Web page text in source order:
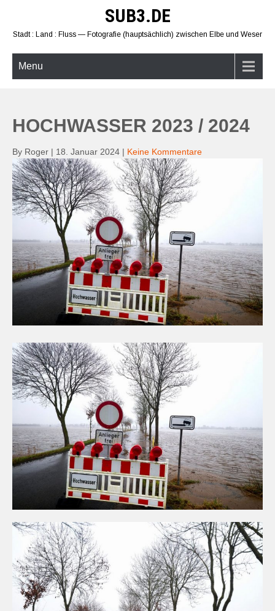
content
SUB3.DE
Stadt : Land : Fluss — Fotografie (hauptsächlich) zwischen Elbe und Weser
Menu
HOCHWASSER 2023 / 2024
By Roger | 18. Januar 2024 | Keine Kommentare